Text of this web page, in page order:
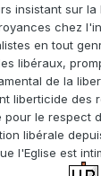
insistant sur la
chez
en tout
libéraux,
de la
liberticide des
pour le respect
libérale
l'Eglise est